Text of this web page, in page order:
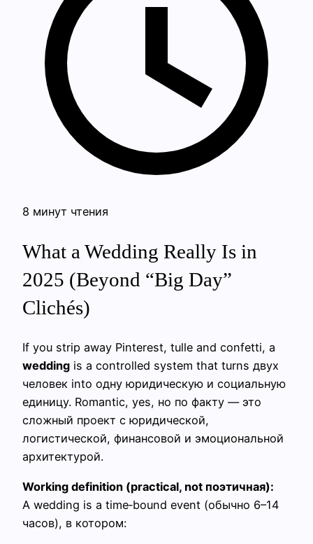
8 минут чтения
What a Wedding Really Is in
2025 (Beyond “Big Day”
Clichés)
If you strip away Pinterest, tulle and confetti, a
wedding is a controlled system that turns двух
человек into одну юридическую и социальную
единицу. Romantic, yes, но по факту — это
сложный проект с юридической,
логистической, финансовой и эмоциональной
архитектурой.
Working definition (practical, not поэтичная):
A wedding is a time‑bound event (обычно 6–14
часов), в котором: